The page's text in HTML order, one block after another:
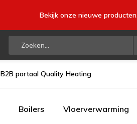
Bekijk onze nieuwe producten.
B2B portaal Quality Heating
Boilers Vloerverwarming